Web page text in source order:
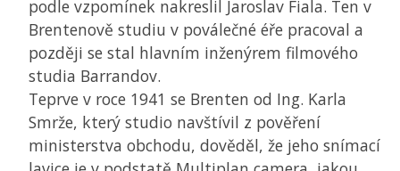
podle vzpomínek nakreslil Jaroslav Fiala. Ten v
Brentenově studiu v poválečné éře pracoval a
později se stal hlavním inženýrem filmového
studia Barrandov.
Teprve v roce 1941 se Brenten od Ing. Karla
Smrže, který studio navštívil z pověření
ministerstva obchodu, dověděl, že jeho snímací